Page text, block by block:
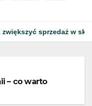
sprzedaż w sklepie
– co warto